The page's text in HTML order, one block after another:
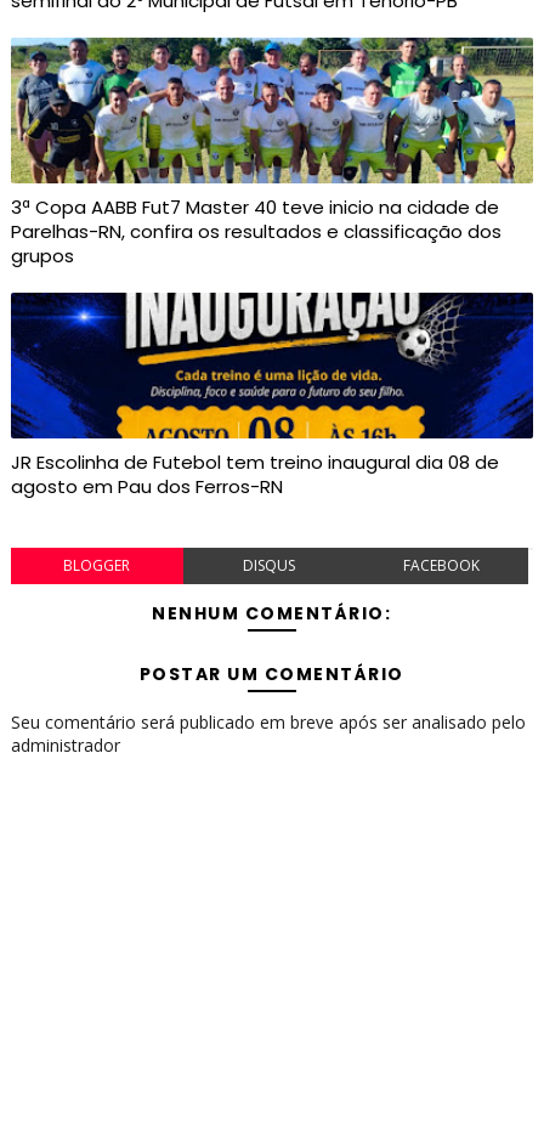
3ª Copa AABB Fut7 Master 40 teve inicio na cidade de
Parelhas-RN, confira os resultados e classificação dos
grupos
JR Escolinha de Futebol tem treino inaugural dia 08 de
agosto em Pau dos Ferros-RN
BLOGGER DISQUS FACEBOOK
NENHUM COMENTÁRIO:
POSTAR UM COMENTÁRIO
Seu comentário será publicado em breve após ser analisado pelo
administrador